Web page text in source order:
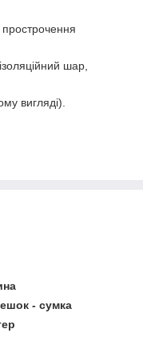
шар,
вигляді).
- сумка